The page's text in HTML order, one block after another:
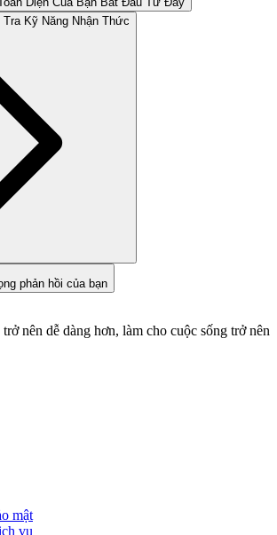
Kỹ Năng Nhận Thức
phản hồi của bạn
nên dễ dàng hơn, làm cho cuộc sống trở nên
mật
vụ